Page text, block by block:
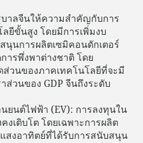
บาลจีนให้ความสำคัญกับการ
ยีขั้นสูง โดยมีการเพิ่มงบ
นการผลิตเซมิคอนดักเตอร์
ารพึ่งพาต่างชาติ โดย
วนของภาคเทคโนโลยีที่จะมี
วนของ GDP จีนถึงระดับ
ยนต์ไฟฟ้า (EV): การลงทุนใน
งเติบโต โดยเฉพาะการผลิต
สงอาทิตย์ที่ได้รับการสนับสนุน